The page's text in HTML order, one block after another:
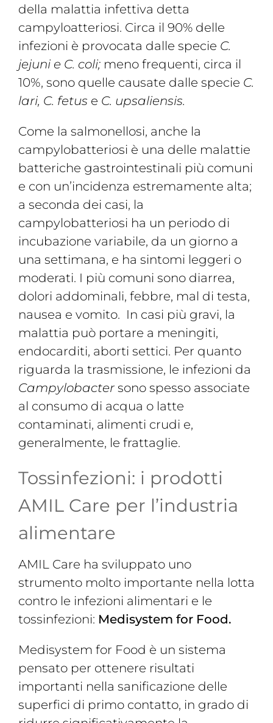
della malattia infettiva detta
campyloatteriosi. Circa il 90% delle
infezioni è provocata dalle specie C.
jejuni e C. coli;meno frequenti, circa il
10%, sono quelle causate dalle specie C.
lari, C. fetus e C. upsaliensis.
Come la salmonellosi, anche la
campylobatteriosi è una delle malattie
batteriche gastrointestinali più comuni
e con un’incidenza estremamente alta;
a seconda dei casi, la
campylobatteriosi ha un periodo di
incubazione variabile, da un giorno a
una settimana, e ha sintomi leggeri o
moderati. I più comuni sono diarrea,
dolori addominali, febbre, mal di testa,
nausea e vomito. In casi più gravi, la
malattia può portare a meningiti,
endocarditi, aborti settici. Per quanto
riguarda la trasmissione, le infezioni da
Campylobactersono spesso associate
al consumo di acqua o latte
contaminati, alimenti crudi e,
generalmente, le frattaglie.
Tossinfezioni: i prodotti
AMIL Care per l’industria
alimentare
AMIL Care ha sviluppato uno
strumento molto importante nella lotta
contro le infezioni alimentari e le
tossinfezioni: Medisystem for Food.
Medisystem for Food è un sistema
pensato per ottenere risultati
importanti nella sanificazione delle
superfici di primo contatto, in grado di